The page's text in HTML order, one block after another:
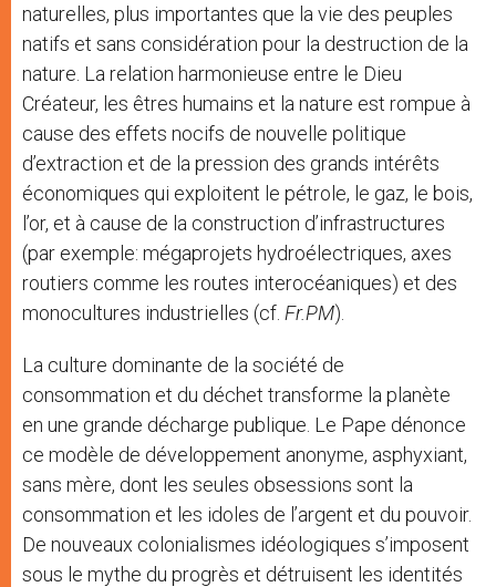
naturelles, plus importantes que la vie des peuples
natifs et sans considération pour la destruction de la
nature. La relation harmonieuse entre le Dieu
Créateur, les êtres humains et la nature est rompue à
cause des effets nocifs de nouvelle politique
d’extraction et de la pression des grands intérêts
économiques qui exploitent le pétrole, le gaz, le bois,
l’or, et à cause de la construction d’infrastructures
(par exemple: mégaprojets hydroélectriques, axes
routiers comme les routes interocéaniques) et des
monocultures industrielles (cf. Fr.PM).
La culture dominante de la société de
consommation et du déchet transforme la planète
en une grande décharge publique. Le Pape dénonce
ce modèle de développement anonyme, asphyxiant,
sans mère, dont les seules obsessions sont la
consommation et les idoles de l’argent et du pouvoir.
De nouveaux colonialismes idéologiques s’imposent
sous le mythe du progrès et détruisent les identités